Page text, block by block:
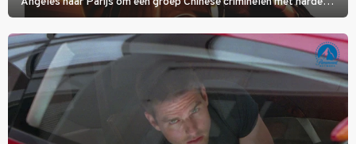
hand aan te pakken.